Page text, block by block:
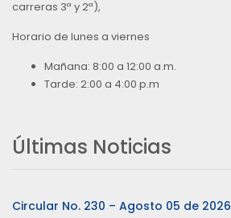
carreras 3ª y 2ª),
Horario de lunes a viernes
Mañana: 8:00 a 12:00 a.m.
Tarde: 2:00 a 4:00 p.m
Últimas Noticias
Circular No. 230 – Agosto 05 de 2026